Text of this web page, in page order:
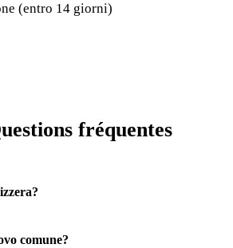
(entro 14 giorni)
fréquentes
comune?